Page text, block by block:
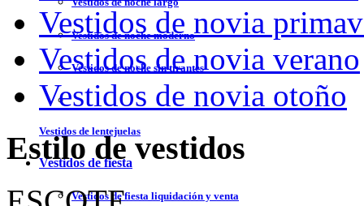
Vestidos de noche moderno
Vestidos de noche sin tirantes
Vestidos de lentejuelas
Vestidos de fiesta
Vestidos de fiesta liquidación y venta
Vestidos de novia
Vestidos de novia verano
Vestidos de novia otoño
Estilo de vestidos